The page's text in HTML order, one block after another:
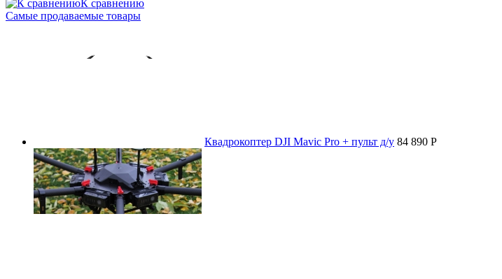
К сравнению
Самые продаваемые товары
Квадрокоптер DJI Mavic Pro + пульт д/у 84 890 P